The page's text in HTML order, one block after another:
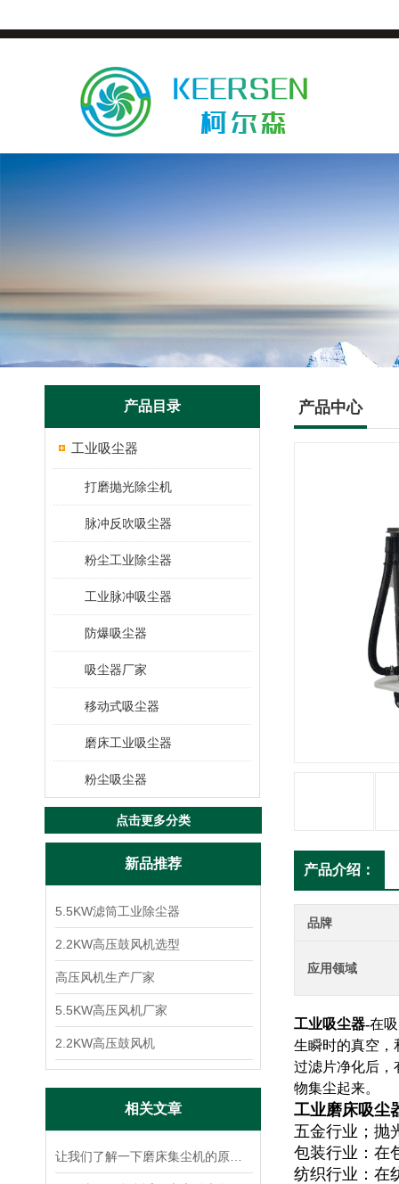
产品目录
工业吸尘器
打磨抛光除尘机
脉冲反吹吸尘器
粉尘工业除尘器
工业脉冲吸尘器
防爆吸尘器
吸尘器厂家
移动式吸尘器
磨床工业吸尘器
粉尘吸尘器
点击更多分类
新品推荐
5.5KW滤筒工业除尘器
2.2KW高压鼓风机选型
高压风机生产厂家
5.5KW高压风机厂家
2.2KW高压鼓风机
相关文章
产品中心
产品介绍：
品牌
应用领域
工业吸尘器-在
生瞬时的真空，
过滤片净化后，
物集尘起来。
工业磨床吸尘
五金行业；抛
包装行业：在
纺织行业：在